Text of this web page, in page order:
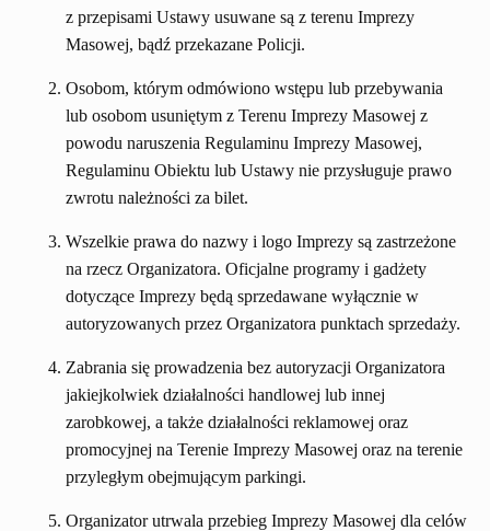
z przepisami Ustawy usuwane są z terenu Imprezy
Masowej, bądź przekazane Policji.
Osobom, którym odmówiono wstępu lub przebywania
lub osobom usuniętym z Terenu Imprezy Masowej z
powodu naruszenia Regulaminu Imprezy Masowej,
Regulaminu Obiektu lub Ustawy nie przysługuje prawo
zwrotu należności za bilet.
Wszelkie prawa do nazwy i logo Imprezy są zastrzeżone
na rzecz Organizatora. Oficjalne programy i gadżety
dotyczące Imprezy będą sprzedawane wyłącznie w
autoryzowanych przez Organizatora punktach sprzedaży.
Zabrania się prowadzenia bez autoryzacji Organizatora
jakiejkolwiek działalności handlowej lub innej
zarobkowej, a także działalności reklamowej oraz
promocyjnej na Terenie Imprezy Masowej oraz na terenie
przyległym obejmującym parkingi.
Organizator utrwala przebieg Imprezy Masowej dla celów